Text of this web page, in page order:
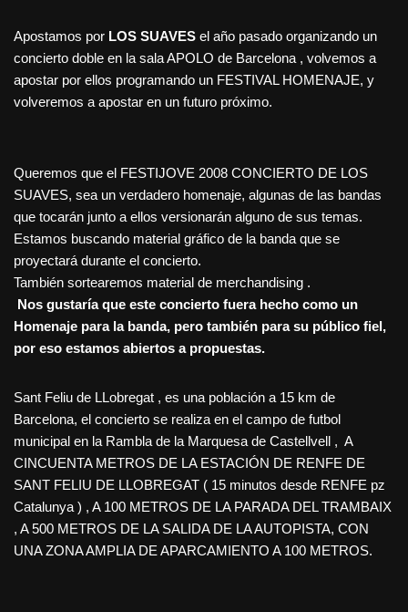
Apostamos por LOS SUAVES el año pasado organizando un
concierto doble en la sala APOLO de Barcelona , volvemos a
apostar por ellos programando un FESTIVAL HOMENAJE, y
volveremos a apostar en un futuro próximo.
Queremos que el FESTIJOVE 2008 CONCIERTO DE LOS
SUAVES, sea un verdadero homenaje, algunas de las bandas
que tocarán junto a ellos versionarán alguno de sus temas.
Estamos buscando material gráfico de la banda que se
proyectará durante el concierto.
También sortearemos material de merchandising .
Nos gustaría que este concierto fuera hecho como un
Homenaje para la banda, pero también para su público fiel,
por eso estamos abiertos a propuestas.
Sant Feliu de LLobregat , es una población a 15 km de
Barcelona, el concierto se realiza en el campo de futbol
municipal en la Rambla de la Marquesa de Castellvell , A
CINCUENTA METROS DE LA ESTACIÓN DE RENFE DE
SANT FELIU DE LLOBREGAT ( 15 minutos desde RENFE pz
Catalunya ) , A 100 METROS DE LA PARADA DEL TRAMBAIX
, A 500 METROS DE LA SALIDA DE LA AUTOPISTA, CON
UNA ZONA AMPLIA DE APARCAMIENTO A 100 METROS.